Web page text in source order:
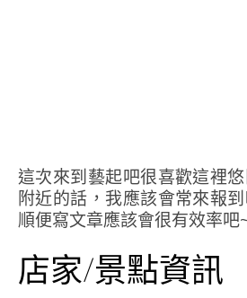
這次來到藝起吧很喜歡這裡
附近的話，我應該會常來報
順便寫文章應該會很有效率吧
店家/景點資訊